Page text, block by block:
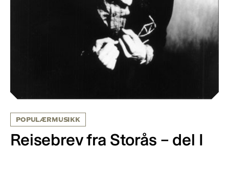
POPULÆRMUSIKK
Reisebrev fra Storås – del I